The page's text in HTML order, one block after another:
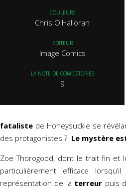
COULEURS
Chris O'Halloran
EDITEUR
Image Comics
LA NOTE DE COMICSTORIES
9
fataliste de Honeysuckle se
des protagonistes ? Le mystère
Zoe Thorogood, dont le trait fin et
particulièrement efficace
représentation de la terreur puis